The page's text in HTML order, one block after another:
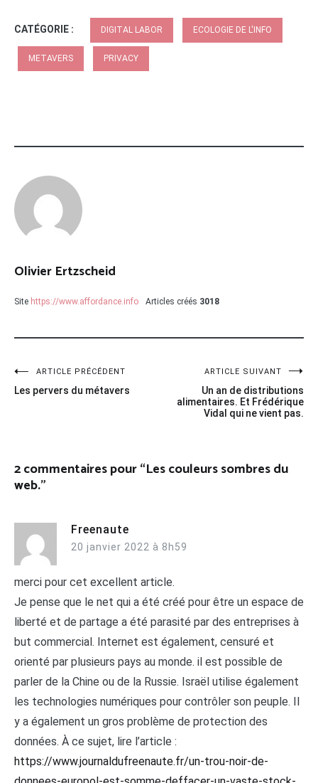
CATÉGORIE : DIGITAL LABOR ECOLOGIE DE L'INFO
METAVERS PRIVACY
Olivier Ertzscheid
Site https://www.affordance.info Articles créés 3018
Navigation
de
ARTICLE PRÉCÉDENT
Les pervers du métavers
ARTICLE SUIVANT
Un an de distributions
alimentaires. Et Frédérique
Vidal qui ne vient pas.
2 commentaires pour “Les couleurs sombres du
web.”
Freenaute
20 janvier 2022 à 8h59
merci pour cet excellent article.
Je pense que le net qui a été créé pour être un espace de
liberté et de partage a été parasité par des entreprises à
but commercial. Internet est également, censuré et
orienté par plusieurs pays au monde. il est possible de
parler de la Chine ou de la Russie. Israël utilise également
les technologies numériques pour contrôler son peuple. Il
y a également un gros problème de protection des
données. À ce sujet, lire l’article :
https://www.journaldufreenaute.fr/un-trou-noir-de-